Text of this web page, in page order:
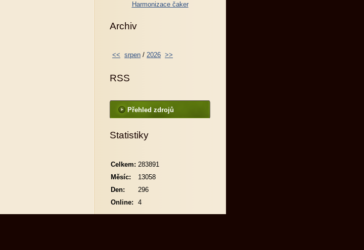
Harmonizace čaker
Archiv
<< srpen / 2026 >>
RSS
Přehled zdrojů
Statistiky
Online: 4
Celkem: 283891
Měsíc:
13058
Den:
296